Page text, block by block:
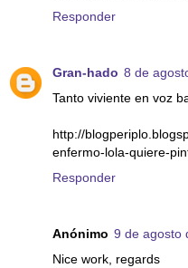
Responder
Gran-hado 8 de
Tanto viviente en voz
http://
enfermo-lola-quiere-
Responder
Anónimo 9 de agosto
Nice work, regards